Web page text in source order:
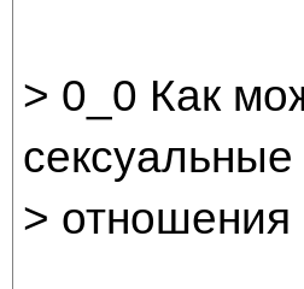
> 0_0 Как
сексуальные
>